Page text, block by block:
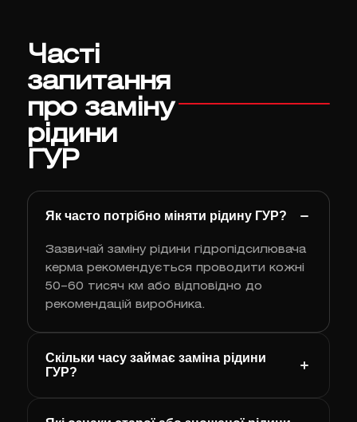
Часті
запитання
про заміну
рідини
ГУР
Як часто потрібно міняти рідину ГУР?
Зазвичай заміну рідини гідропідсилювача
керма рекомендується проводити кожні
50–60 тисяч км або відповідно до
рекомендацій виробника.
Скільки часу займає заміна рідини
ГУР?